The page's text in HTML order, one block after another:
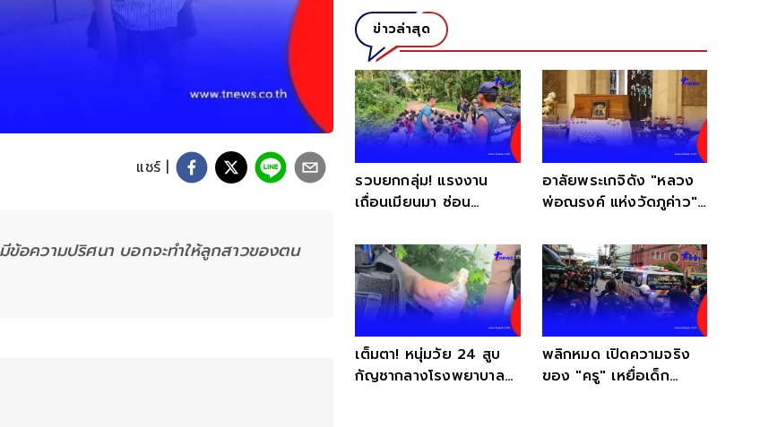
แชร์ |
อความปริศนา บอกจะทำให้ลูกสาวของตน
ข่าวล่าสุด
รวบยกกลุ่ม! แรงงาน
เถื่อนเมียนมา ซ่อน
อาลัยพระเกจิดัง "หลวง
พ่อณรงค์ แห่งวัดภูค่าว"
เต็มตา! หนุ่มวัย 24 สูบ
กัญชากลางโรงพยาบาล
พลิกหมด เปิดความจริง
ของ "ครู" เหยื่อเด็ก